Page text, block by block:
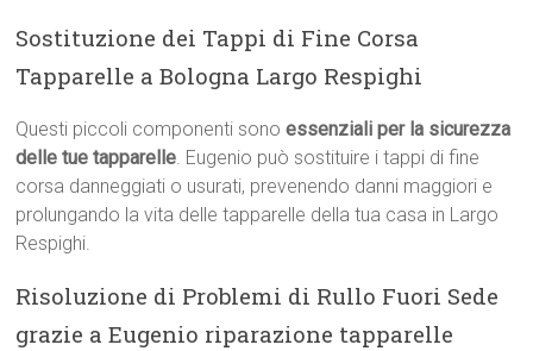
Sostituzione dei Tappi di Fine Corsa
Tapparelle a Bologna Largo Respighi
Questi piccoli componenti sonoessenziali per la sicurezza
delle tue tapparelle. Eugenio può sostituire i tappi di fine
corsa danneggiati o usurati, prevenendo danni maggiori e
prolungando la vita delle tapparelle della tua casa in Largo
Respighi.
Risoluzione di Problemi di Rullo Fuori Sede
grazie a Eugenio riparazione tapparelle